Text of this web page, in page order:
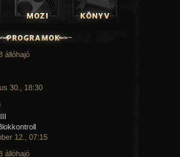
állóhajó
30., 18:30
12., 07:15
állóhajó